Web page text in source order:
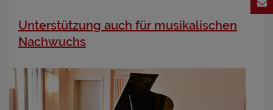
Unterstützung auch für musikalischen
Nachwuchs